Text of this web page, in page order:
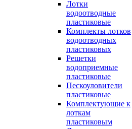
Лотки
водоотводные
пластиковые
Комплекты лотков
водоотводных
пластиковых
Решетки
водоприемные
пластиковые
Пескоуловители
пластиковые
Комплектующие к
лоткам
пластиковым